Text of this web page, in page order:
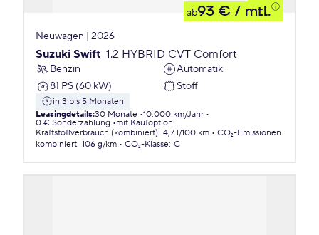
ab93 € / mtl.
Neuwagen | 2026
Suzuki Swift 1.2 HYBRID CVT Comfort
Benzin
Automatik
81 PS (60 kW)
Stoff
in 3 bis 5 Monaten
Leasingdetails:30 Monate 10.000 km/Jahr
0 € Sonderzahlung
mit Kaufoption
Kraftstoffverbrauch (kombiniert): 4,7 l/100 km
CO₂-Emissionen
kombiniert: 106 g/km CO₂-Klasse: C